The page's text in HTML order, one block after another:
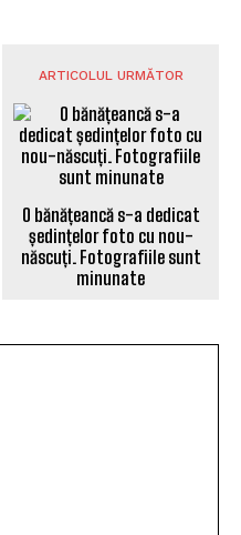
ARTICOLUL URMĂTOR
O bănățeancă s-a dedicat
ședințelor foto cu nou-
născuți. Fotografiile sunt
minunate